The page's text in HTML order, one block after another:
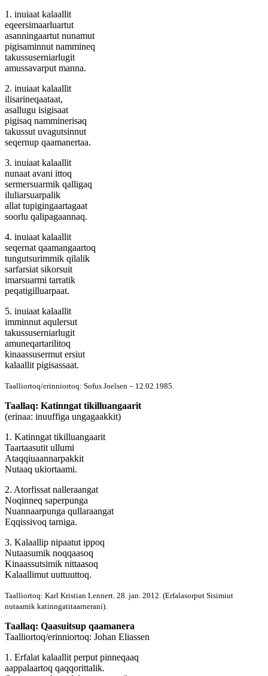
1. inuiaat kalaallit
eqeersimaarluartut
asanningaartut nunamut
pigisaminnut nammineq
takussuserniarlugit
amussavarput manna.
2. inuiaat kalaallit
ilisarineqaataat,
asallugu isigisaat
pigisaq namminerisaq
takussut uvagutsinnut
seqernup qaamanertaa.
3. inuiaat kalaallit
nunaat avani ittoq
sermersuarmik qalligaq
iluliarsuarpalik
allat tupigingaartagaat
soorlu qalipagaannaq.
4. inuiaat kalaallit
seqernat qaamangaartoq
tungutsurimmik qilalik
sarfarsiat sikorsuit
imarsuarmi tarratik
peqatigilluarpaat.
5. inuiaat kalaallit
imminnut aqulersut
takussuserniarlugit
amuneqartarilitoq
kinaassusermut ersiut
kalaallit pigisassaat.
Taalliortoq/erinniortoq: Sofus Joelsen – 12.02.1985.
Taallaq: Katinngat tikilluangaarit
(erinaa: inuuffiga ungagaakkit)
1. Katinngat tikilluangaarit
Taartaasutit ullumi
Ataqqiuaannarpakkit
Nutaaq ukiortaami.
2. Atorfissat nalleraangat
Noqinneq saperpunga
Nuannaarpunga qullaraangat
Eqqissivoq tarniga.
3. Kalaallip nipaatut ippoq
Nutaasumik noqqaasoq
Kinaassutsimik nittaasoq
Kalaallimut uuttuuttoq.
Taalliortoq: Karl Kristian Lennert. 28. jan. 2012. (Erfalasorput Sisimiut
nutaamik katinngatitaarnerani).
Taallaq: Qaasuitsup qaamanera
Taalliortoq/erinniortoq: Johan Eliassen
1. Erfalat kalaallit perput pinneqaaq
aappalaartoq qaqqorittalik.